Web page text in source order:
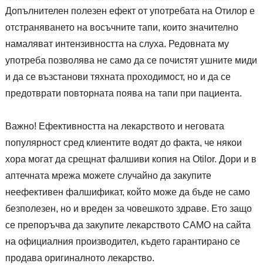
Допълнителен полезен ефект от употребата на Отилор е
отстраняването на восъчните тапи, които значително
намаляват интензивността на слуха. Редовната му
употреба позволява не само да се почистят ушните миди
и да се възстанови тяхната проходимост, но и да се
предотврати повторната поява на тапи при пациента.
Важно! Ефективността на лекарството и неговата
популярност сред клиентите водят до факта, че някои
хора могат да срещнат фалшиви копия на Otilor. Дори и в
аптечната мрежа можете случайно да закупите
неефективен фалшификат, който може да бъде не само
безполезен, но и вреден за човешкото здраве. Ето защо
се препоръчва да закупите лекарството САМО на сайта
на официалния производител, където гарантирано се
продава оригиналното лекарство.